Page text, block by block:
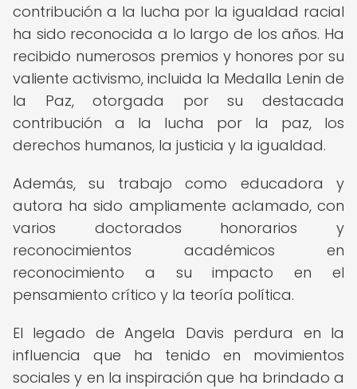
contribución a la lucha por la igualdad racial
ha sido reconocida a lo largo de los años. Ha
recibido numerosos premios y honores por su
valiente activismo, incluida la Medalla Lenin de
la Paz, otorgada por su destacada
contribución a la lucha por la paz, los
derechos humanos, la justicia y la igualdad.
Además, su trabajo como educadora y
autora ha sido ampliamente aclamado, con
varios doctorados honorarios y
reconocimientos académicos en
reconocimiento a su impacto en el
pensamiento crítico y la teoría política.
El legado de Angela Davis perdura en la
influencia que ha tenido en movimientos
sociales y en la inspiración que ha brindado a